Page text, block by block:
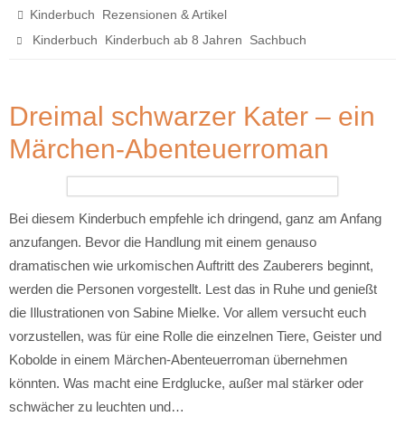
Kinderbuch
Rezensionen & Artikel
Kinderbuch
Kinderbuch ab 8 Jahren Sachbuch
Dreimal schwarzer Kater – ein
Märchen-Abenteuerroman
Bei diesem Kinderbuch empfehle ich dringend, ganz am Anfang
anzufangen. Bevor die Handlung mit einem genauso
dramatischen wie urkomischen Auftritt des Zauberers beginnt,
werden die Personen vorgestellt. Lest das in Ruhe und genießt
die Illustrationen von Sabine Mielke. Vor allem versucht euch
vorzustellen, was für eine Rolle die einzelnen Tiere, Geister und
Kobolde in einem Märchen-Abenteuerroman übernehmen
könnten. Was macht eine Erdglucke, außer mal stärker oder
schwächer zu leuchten und…